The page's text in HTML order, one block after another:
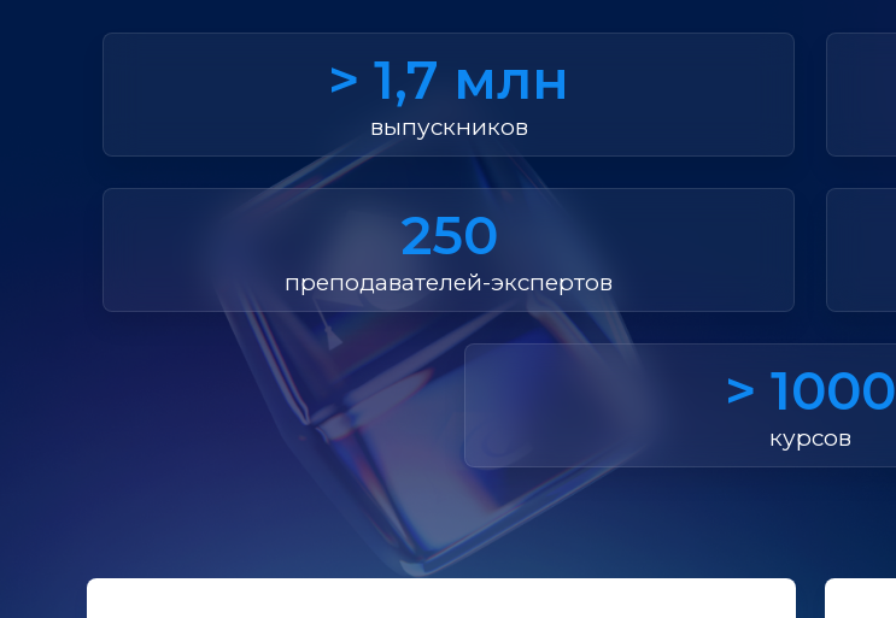
> 1,7 млн
выпускников
250
преподавателей-экспертов
> 1000
курсов